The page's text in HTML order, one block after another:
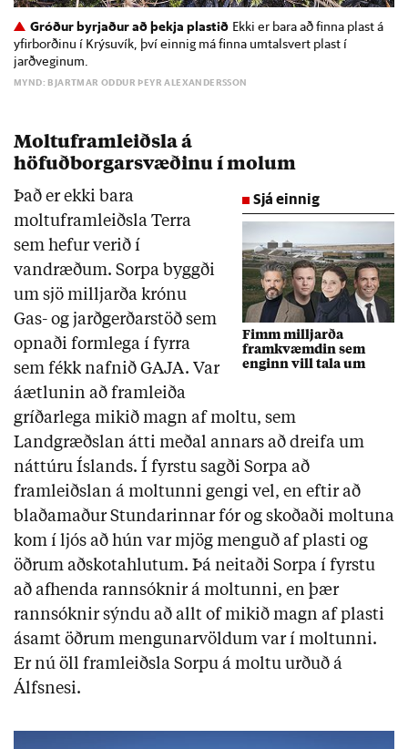
Gróður byrjaður að þekja plastið Ekki er bara að finna plast á
yfirborðinu í Krýsuvík, því einnig má finna umtalsvert plast í
jarðveginum.
MYND: BJARTMAR ODDUR ÞEYR ALEXANDERSSON
Moltuframleiðsla á
höfuðborgarsvæðinu í molum
Sjá einnig
Fimm milljarða
framkvæmdin sem
enginn vill tala um
Það er ekki bara
moltuframleiðsla Terra
sem hefur verið í
vandræðum. Sorpa byggði
um sjö milljarða krónu
Gas- og jarðgerðarstöð sem
opnaði formlega í fyrra
sem fékk nafnið GAJA. Var
áætlunin að framleiða
gríðarlega mikið magn af moltu, sem
Landgræðslan átti meðal annars að dreifa um
náttúru Íslands. Í fyrstu sagði Sorpa að
framleiðslan á moltunni gengi vel, en eftir að
blaðamaður Stundarinnar fór og skoðaði moltuna
kom í ljós að hún var mjög menguð af plasti og
öðrum aðskotahlutum. Þá neitaði Sorpa í fyrstu
að afhenda rannsóknir á moltunni, en þær
rannsóknir sýndu að allt of mikið magn af plasti
ásamt öðrum mengunarvöldum var í moltunni.
Er nú öll framleiðsla Sorpu á moltu urðuð á
Álfsnesi.